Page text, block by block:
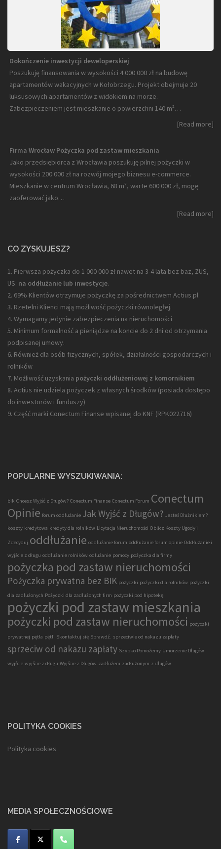
Dokończenie inwestycji deweloperskiej
Poszukuję finansowania w wysokości 4 000 000 zł na budowę
apartamentów wakacyjnych w Kołobrzegu. Projekt obejmuje 20
luksusowych apartamentów z widokiem na morze.
Zabezpieczeniem jest mieszkanie o powierzchni 140 m²…
[Read more]
Firma Wrocław Pożyczka pod zastaw mieszkania
Jako przedsiębiorca z Wrocławia poszukuję pilnej pożyczki w
wysokości 200 000 zł na rozwój mojego biznesu e-commerce.
Mieszkanie w centrum Wrocławia, 68 m², warte 600 000 zł, mogę
zaoferować jako…
[Read more]
CO ZYSKUJESZ?
1. Pierwsza pożyczka do 1 000 000 zł nawet na 3-4 lata bez baz, ZUS,
US: na oddłużanie lub inwestycje.
2. 69% Klientów otrzymuje pożyczkę za pośrednictwem Actius.pl
3. Rzetelni Klienci mają możliwość pożyczki równoległej.
4. Wymagamy jedynie zabezpieczenia na nieruchomości
5. Minimum formalność a pieniądze na koncie do 2 dni od otrzymania
podpisanej umowy.
6. Również dla osób fizycznych, spółek, działalności gospodarczych i
rolników
7. Możliwość uzyskania pożyczki oddłużeniowej z komornikiem
8. Actius nie udziela pożyczek z własnych środków (posiada dostępo
do inwestorów i funduszy)
9. Część marki Conectum Finanse wpisanej do KNF (RPK022716)
POPULARNE WYSZUKIWANIA:
bik Chcesz Wyjść z Długów? Conectum Finanse Conectum Forum Conectum
Opinie forum oddłużanie Jak Wyjść z Długów? Jesteś Dłużnikiem?
koszty kredytowa kredyty dla rolników Licytacja Nieruchomości Oblicz Koszty Ugody i
Zdecyduj oddłużanie oddłużanie forum oddłużanie forum opinie Oddłużanie i
wyjście z długu oddłużanie rolników odlużanie pomocy pożyczka dla firmy
pożyczka pod zastaw nieruchomości
Pożyczka prywatna bez BIK pożyczki pożyczki dla rolników pożyczki
dla zadłużonych Pożyczki dla zadłużonych firm pożyczki pod hipotekę
pożyczki pod zastaw mieszkania
pożyczki pod zastaw nieruchomości pożyczki
prywatnej pętla pętli Skontaktuj się Sprawdź. sprzeciwie od nakazu zapłaty
sprzeciw od nakazu zapłaty Szybko Pomożemy Umorzenie Długów
wyjście wyjście z długu Wyjście z Długów zadłużeni zadłużonym z długów
POLITYKA COOKIES
Polityka cookies
MEDIA SPOŁECZNOŚCIOWE